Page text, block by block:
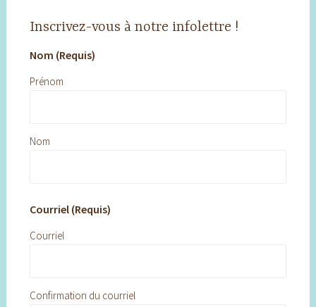
Inscrivez-vous à notre infolettre !
Nom (Requis)
Prénom
Nom
Courriel (Requis)
Courriel
Confirmation du courriel